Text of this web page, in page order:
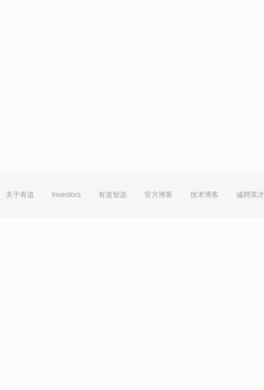
关于有道 Investors 有道智选 官方博客 技术博客 诚聘英才